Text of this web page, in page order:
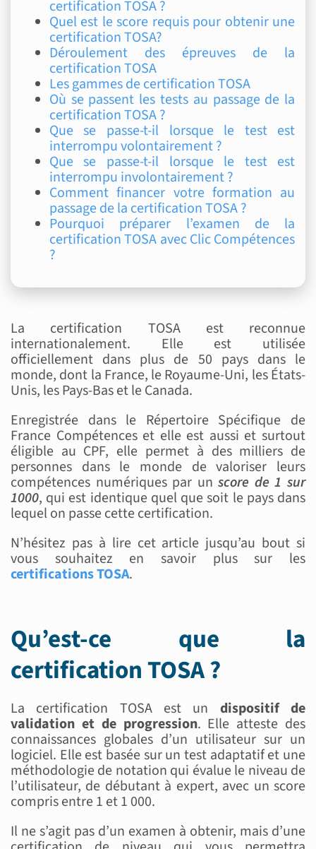
certification TOSA ?
Quel est le score requis pour obtenir une
certification TOSA?
Déroulement des épreuves de la
certification TOSA
Les gammes de certification TOSA
Où se passent les tests au passage de la
certification TOSA ?
Que se passe-t-il lorsque le test est
interrompu volontairement ?
Que se passe-t-il lorsque le test est
interrompu involontairement ?
Comment financer votre formation au
passage de la certification TOSA ?
Pourquoi préparer l’examen de la
certification TOSA avec Clic Compétences
?
La certification TOSA est reconnue
internationalement. Elle est utilisée
officiellement dans plus de 50 pays dans le
monde, dont la France, le Royaume-Uni, les États-
Unis, les Pays-Bas et le Canada.
Enregistrée dans le Répertoire Spécifique de
France Compétences et elle est aussi et surtout
éligible au CPF, elle permet à des milliers de
personnes dans le monde de valoriser leurs
compétences numériques par un score de 1 sur
1000, qui est identique quel que soit le pays dans
lequel on passe cette certification.
N’hésitez pas à lire cet article jusqu’au bout si
vous souhaitez en savoir plus sur les
certifications TOSA.
Qu’est-ce que la
certification TOSA ?
La certification TOSA est un dispositif de
validation et de progression. Elle atteste des
connaissances globales d’un utilisateur sur un
logiciel. Elle est basée sur un test adaptatif et une
méthodologie de notation qui évalue le niveau de
l’utilisateur, de débutant à expert, avec un score
compris entre 1 et 1 000.
Il ne s’agit pas d’un examen à obtenir, mais d’une